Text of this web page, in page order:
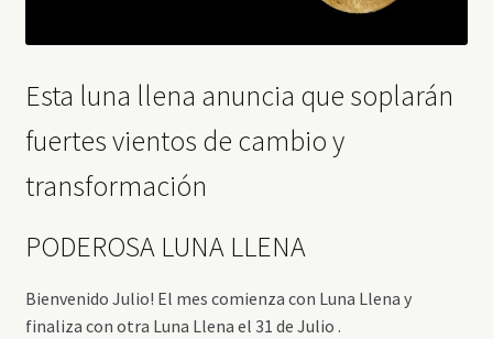
Esta luna llena anuncia que soplarán
fuertes vientos de cambio y
transformación
PODEROSA LUNA LLENA
Bienvenido Julio! El mes comienza con Luna Llena y
finaliza con otra Luna Llena el 31 de Julio .